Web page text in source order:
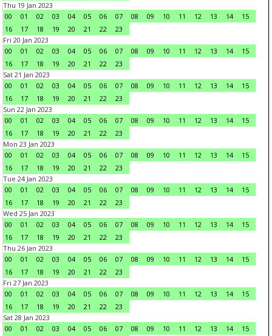
Thu 19 Jan 2023
00
01 02 03 04 05 06 07 08 09 10 11 12 13 14
15
16
17 18 19 20 21 22
23
Fri 20 Jan 2023
00
01 02 03 04 05 06 07 08 09 10 11 12 13 14
15
16
17 18 19 20 21 22
23
Sat 21 Jan 2023
00
01 02 03 04 05 06 07 08 09 10 11 12 13 14
15
16
17 18 19 20 21 22
23
Sun 22 Jan 2023
00
01 02 03 04 05 06 07 08 09 10 11 12 13 14
15
16
17 18 19 20 21 22
23
Mon 23 Jan 2023
00
01 02 03 04 05 06 07 08 09 10 11 12 13 14
15
16
17 18 19 20 21 22
23
Tue 24 Jan 2023
00
01 02 03 04 05 06 07 08 09 10 11 12 13 14
15
16
17 18 19 20 21 22
23
Wed 25 Jan 2023
00
01 02 03 04 05 06 07 08 09 10 11 12 13 14
15
16
17 18 19 20 21 22
23
Thu 26 Jan 2023
00
01 02 03 04 05 06 07 08 09 10 11 12 13 14
15
16
17 18 19 20 21 22
23
Fri 27 Jan 2023
00
01 02 03 04 05 06 07 08 09 10 11 12 13 14
15
16
17 18 19 20 21 22
23
Sat 28 Jan 2023
00
01 02 03 04 05 06 07 08 09 10 11 12 13 14
15